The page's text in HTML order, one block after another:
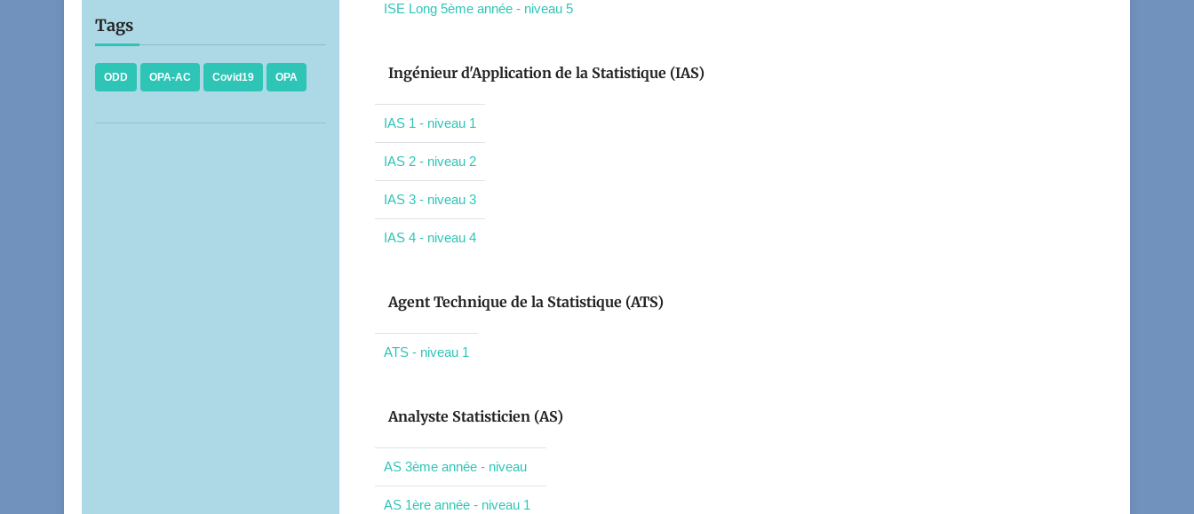
Tags
ODD OPA-AC Covid19 OPA
ISE Long 5ème année - niveau 5
Ingénieur d'Application de la Statistique (IAS)
IAS 1 - niveau 1
IAS 2 - niveau 2
IAS 3 - niveau 3
IAS 4 - niveau 4
Agent Technique de la Statistique (ATS)
ATS - niveau 1
Analyste Statisticien (AS)
AS 3ème année - niveau
AS 1ère année - niveau 1